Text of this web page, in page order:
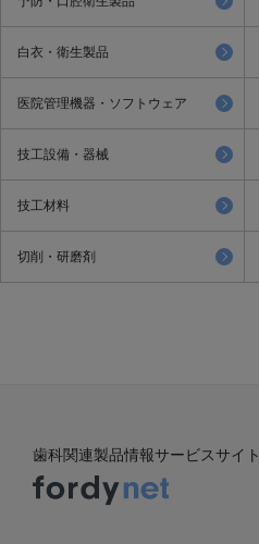
白衣・衛生製品
医院管理機器・ソフトウェア
技工設備・器械
技工材料
切削・研磨剤
歯科関連製品情報サービスサイト